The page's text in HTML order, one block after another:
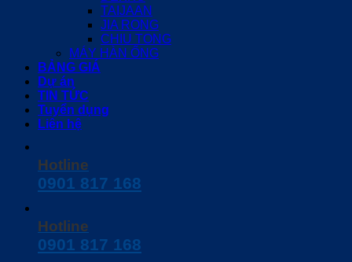
TAIJAAN
JIA RONG
CHIU TONG
MÁY HÀN ỐNG
BẢNG GIÁ
Dự án
TIN TỨC
Tuyển dụng
Liên hệ
Hotline
0901 817 168
Hotline
0901 817 168